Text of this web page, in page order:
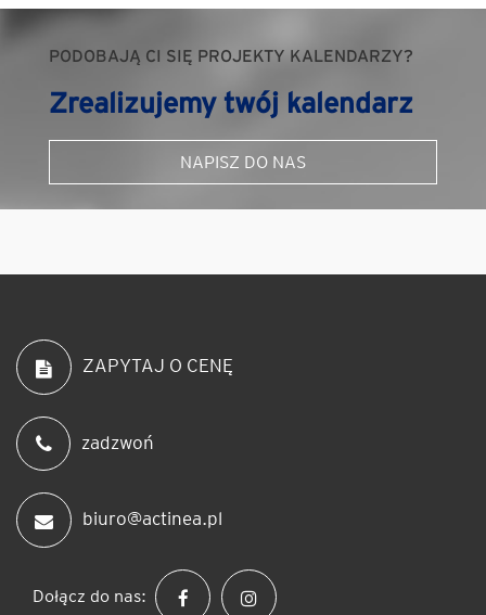
PODOBAJĄ CI SIĘ PROJEKTY KALENDARZY?
Zrealizujemy twój kalendarz
NAPISZ DO NAS
ZAPYTAJ O CENĘ
zadzwoń
biuro@actinea.pl
Dołącz do nas: